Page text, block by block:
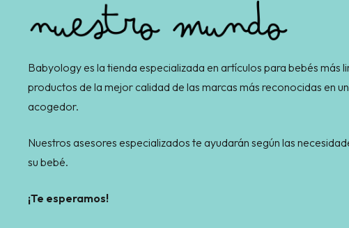
Babyology es la tienda especializada en artículos para bebés más
productos de la mejor calidad de las marcas más reconocidas en
acogedor.
Nuestros asesores especializados te ayudarán según las
su bebé.
¡Te esperamos!